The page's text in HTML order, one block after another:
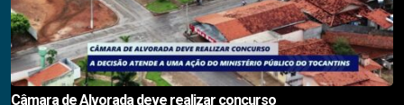
Câmara de Alvorada deve realizar concurso